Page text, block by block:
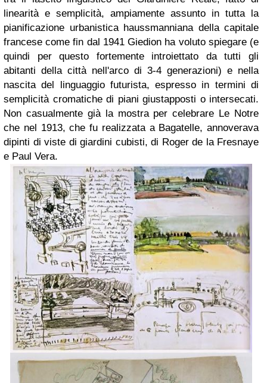
linearità e semplicità, ampiamente assunto in tutta la
pianificazione urbanistica haussmanniana della capitale
francese come fin dal 1941 Giedion ha voluto spiegare (e
quindi per questo fortemente introiettato da tutti gli
abitanti della città nell'arco di 3-4 generazioni) e nella
nascita del linguaggio futurista, espresso in termini di
semplicità cromatiche di piani giustapposti o intersecati.
Non casualmente già la mostra per celebrare Le Notre
che nel 1913, che fu realizzata a Bagatelle, annoverava
dipinti di viste di giardini cubisti, di Roger de la Fresnaye
e Paul Vera.